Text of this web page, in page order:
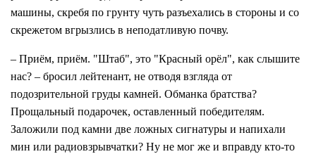
машины, скребя по грунту чуть разъехались в стороны и со
скрежетом вгрызлись в неподатливую почву.
– Приём, приём. "Штаб", это "Красный орёл", как слышите
нас? – бросил лейтенант, не отводя взгляда от
подозрительной груды камней. Обманка братства?
Прощальный подарочек, оставленный победителям.
Заложили под камни две ложных сигнатуры и напихали
мин или радиовзрывчатки? Ну не мог же и вправду кто-то